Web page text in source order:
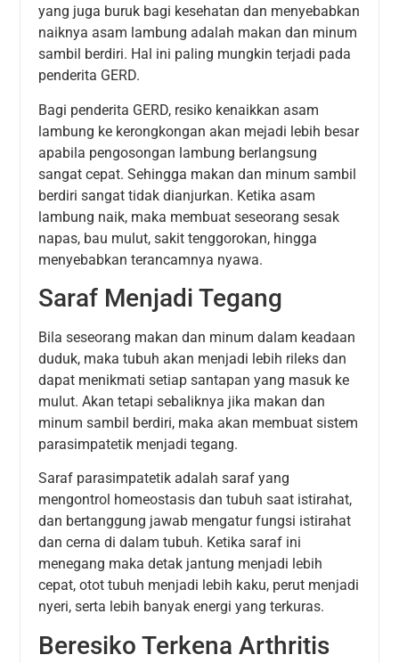
yang juga buruk bagi kesehatan dan menyebabkan
naiknya asam lambung adalah makan dan minum
sambil berdiri. Hal ini paling mungkin terjadi pada
penderita GERD.
Bagi penderita GERD, resiko kenaikkan asam
lambung ke kerongkongan akan mejadi lebih besar
apabila pengosongan lambung berlangsung
sangat cepat. Sehingga makan dan minum sambil
berdiri sangat tidak dianjurkan. Ketika asam
lambung naik, maka membuat seseorang sesak
napas, bau mulut, sakit tenggorokan, hingga
menyebabkan terancamnya nyawa.
Saraf Menjadi Tegang
Bila seseorang makan dan minum dalam keadaan
duduk, maka tubuh akan menjadi lebih rileks dan
dapat menikmati setiap santapan yang masuk ke
mulut. Akan tetapi sebaliknya jika makan dan
minum sambil berdiri, maka akan membuat sistem
parasimpatetik menjadi tegang.
Saraf parasimpatetik adalah saraf yang
mengontrol homeostasis dan tubuh saat istirahat,
dan bertanggung jawab mengatur fungsi istirahat
dan cerna di dalam tubuh. Ketika saraf ini
menegang maka detak jantung menjadi lebih
cepat, otot tubuh menjadi lebih kaku, perut menjadi
nyeri, serta lebih banyak energi yang terkuras.
Beresiko Terkena Arthritis